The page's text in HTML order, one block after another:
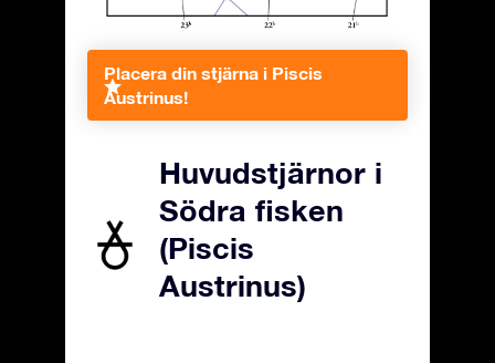
Placera din stjärna i Piscis
Austrinus!
Huvudstjärnor i
Södra fisken
(Piscis
Austrinus)